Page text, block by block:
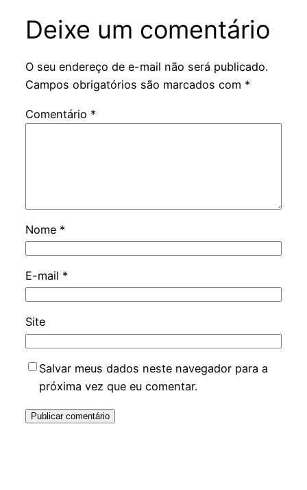
Deixe um comentário
O seu endereço de e-mail não será publicado.
Campos obrigatórios são marcados com *
Comentário *
Nome *
E-mail *
Site
Salvar meus dados neste navegador para a
próxima vez que eu comentar.